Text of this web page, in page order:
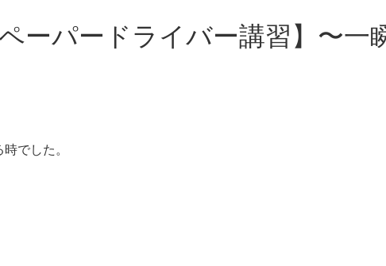
ーパードライバー講習】〜一
でした。